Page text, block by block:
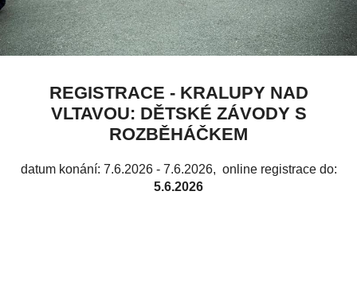
REGISTRACE - KRALUPY NAD
VLTAVOU: DĚTSKÉ ZÁVODY S
ROZBĚHÁČKEM
datum konání: 7.6.2026 - 7.6.2026, online registrace do:
5.6.2026